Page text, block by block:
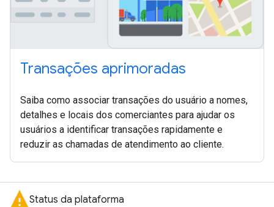
Transações aprimoradas
Saiba como associar transações do usuário a nomes,
detalhes e locais dos comerciantes para ajudar os
usuários a identificar transações rapidamente e
reduzir as chamadas de atendimento ao cliente.
Status da plataforma